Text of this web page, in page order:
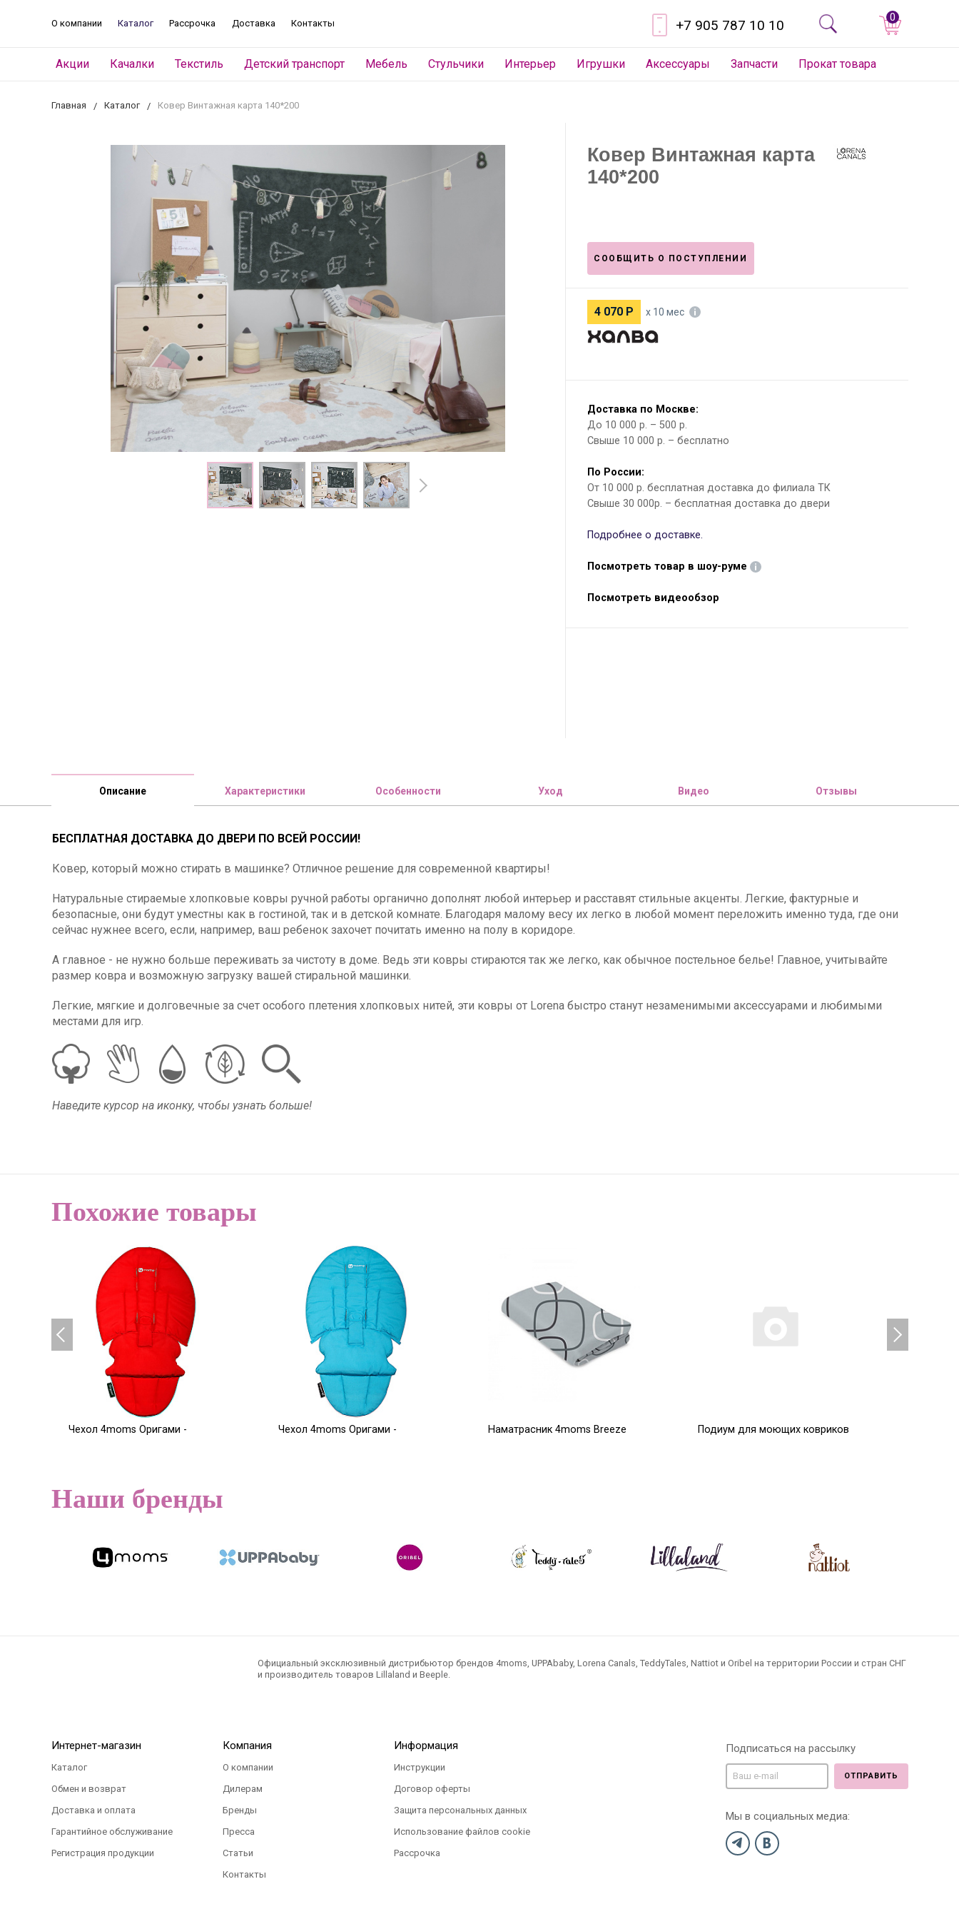
О компании Каталог Рассрочка Доставка Контакты +7 905 787 10 10 0
Акции Качалки Текстиль Детский транспорт Мебель Стульчики Интерьер Игрушки Аксессуары Запчасти Прокат товара
Главная Каталог Ковер Винтажная карта 140*200
Ковер Винтажная карта
140*200
СООБЩИТЬ О ПОСТУПЛЕНИИ
4 070 Р х 10 мес
Доставка по Москве:
До 10 000 р. – 500 р.
Свыше 10 000 р. – бесплатно
По России:
От 10 000 р. бесплатная доставка до филиала ТК
Свыше 30 000р. – бесплатная доставка до двери
Подробнее о доставке.
Посмотреть товар в шоу-руме
Посмотреть видеообзор
Описание Характеристики Особенности Уход Видео Отзывы
БЕСПЛАТНАЯ ДОСТАВКА ДО ДВЕРИ ПО ВСЕЙ РОССИИ!
Ковер, который можно стирать в машинке? Отличное решение для современной квартиры!
Натуральные стираемые хлопковые ковры ручной работы органично дополнят любой интерьер и расставят стильные акценты. Легкие, фактурные и
безопасные, они будут уместны как в гостиной, так и в детской комнате. Благодаря малому весу их легко в любой момент переложить именно туда, где они
сейчас нужнее всего, если, например, ваш ребенок захочет почитать именно на полу в коридоре.
А главное - не нужно больше переживать за чистоту в доме. Ведь эти ковры стираются так же легко, как обычное постельное белье! Главное, учитывайте
размер ковра и возможную загрузку вашей стиральной машинки.
Легкие, мягкие и долговечные за счет особого плетения хлопковых нитей, эти ковры от Lorena быстро станут незаменимыми аксессуарами и любимыми
местами для игр.
Наведите курсор на иконку, чтобы узнать больше!
Похожие товары
Чехол 4moms Оригами -
Чехол 4moms Оригами -
Наматрасник 4moms Breeze
Подиум для моющих ковриков
Наши бренды
Официальный эксклюзивный дистрибьютор брендов 4moms, UPPAbaby, Lorena Canals, TeddyTales, Nattiot и Oribel на территории России и стран СНГ
и производитель товаров Lillaland и Beeple.
Интернет-магазин
Каталог
Обмен и возврат
Доставка и оплата
Гарантийное обслуживание
Регистрация продукции
Компания
О компании
Дилерам
Бренды
Пресса
Статьи
Контакты
Информация
Инструкции
Договор оферты
Защита персональных данных
Использование файлов cookie
Рассрочка
Подписаться на рассылку
ОТПРАВИТЬ
Мы в социальных медиа: